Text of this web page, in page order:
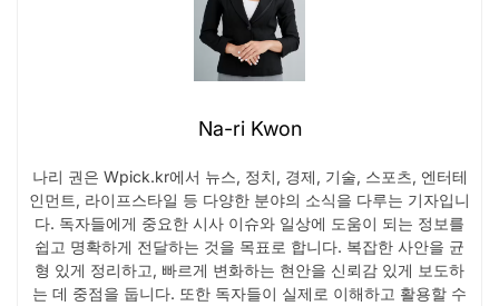
Na-ri Kwon
나리 권은 Wpick.kr에서 뉴스, 정치, 경제, 기술, 스포츠, 엔터테
인먼트, 라이프스타일 등 다양한 분야의 소식을 다루는 기자입니
다. 독자들에게 중요한 시사 이슈와 일상에 도움이 되는 정보를
쉽고 명확하게 전달하는 것을 목표로 합니다. 복잡한 사안을 균
형 있게 정리하고, 빠르게 변화하는 현안을 신뢰감 있게 보도하
는 데 중점을 둡니다. 또한 독자들이 실제로 이해하고 활용할 수